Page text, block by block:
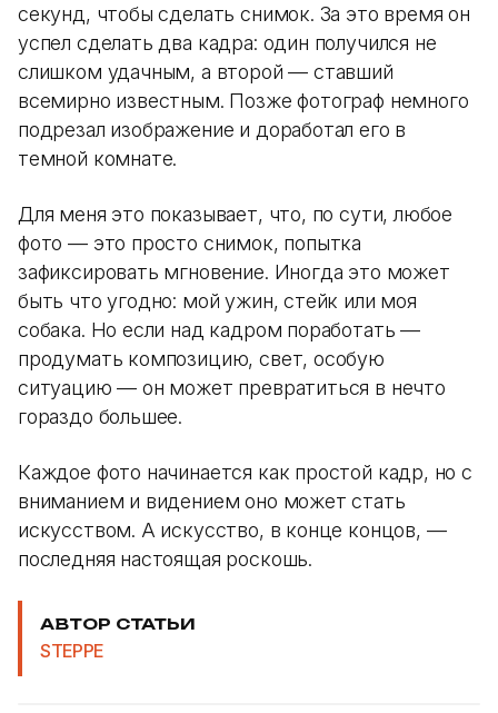
секунд, чтобы сделать снимок. За это время он
успел сделать два кадра: один получился не
слишком удачным, а второй — ставший
всемирно известным. Позже фотограф немного
подрезал изображение и доработал его в
темной комнате.
Для меня это показывает, что, по сути, любое
фото — это просто снимок, попытка
зафиксировать мгновение. Иногда это может
быть что угодно: мой ужин, стейк или моя
собака. Но если над кадром поработать —
продумать композицию, свет, особую
ситуацию — он может превратиться в нечто
гораздо большее.
Каждое фото начинается как простой кадр, но с
вниманием и видением оно может стать
искусством. А искусство, в конце концов, —
последняя настоящая роскошь.
АВТОР СТАТЬИ
STEPPE